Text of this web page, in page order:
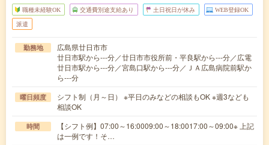
職種未経験OK 交通費別途支給あり 土日祝日が休み WEB登録OK
派遣
勤務地
広島県廿日市市
廿日市駅から---分／廿日市市役所前・平良駅から---分／広電
廿日市駅から---分／宮島口駅から---分／ＪＡ広島病院前駅か
ら---分
曜日頻度
シフト制（月～日） ※平日のみなどの相談もOK ※週3なども
相談OK
時間
【シフト例】07:00～16:0009:00～18:0017:00～09:00※ 上記
は一例です！そ…